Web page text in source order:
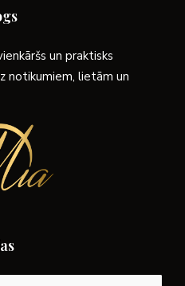
un praktisks
notikumiem, lietām un